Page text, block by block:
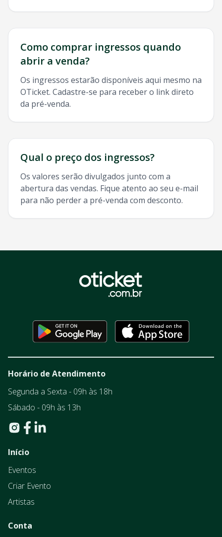
Como comprar ingressos quando
abrir a venda?
Os ingressos estarão disponíveis aqui mesmo na
OTicket. Cadastre-se para receber o link direto
da pré-venda.
Qual o preço dos ingressos?
Os valores serão divulgados junto com a
abertura das vendas. Fique atento ao seu e-mail
para não perder a pré-venda com desconto.
Horário de Atendimento
Segunda a Sexta - 09h às 18h
Sábado - 09h às 13h
Início
Eventos
Criar Evento
Artistas
Conta